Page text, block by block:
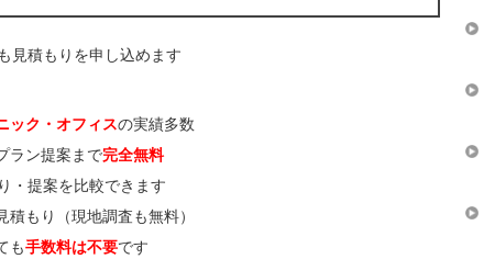
見積もりを申し込めます
ック・オフィスの実績多数
ラン提案まで完全無料
・提案を比較できます
積もり（現地調査も無料）
も手数料は不要です